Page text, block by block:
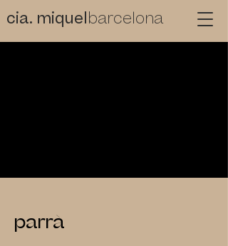
cia. miquelbarcelona
parrà